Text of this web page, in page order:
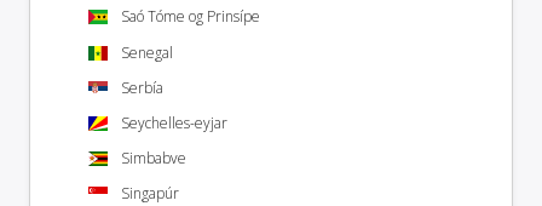
Saó Tóme og Prinsípe
Senegal
Serbía
Seychelles-eyjar
Simbabve
Singapúr